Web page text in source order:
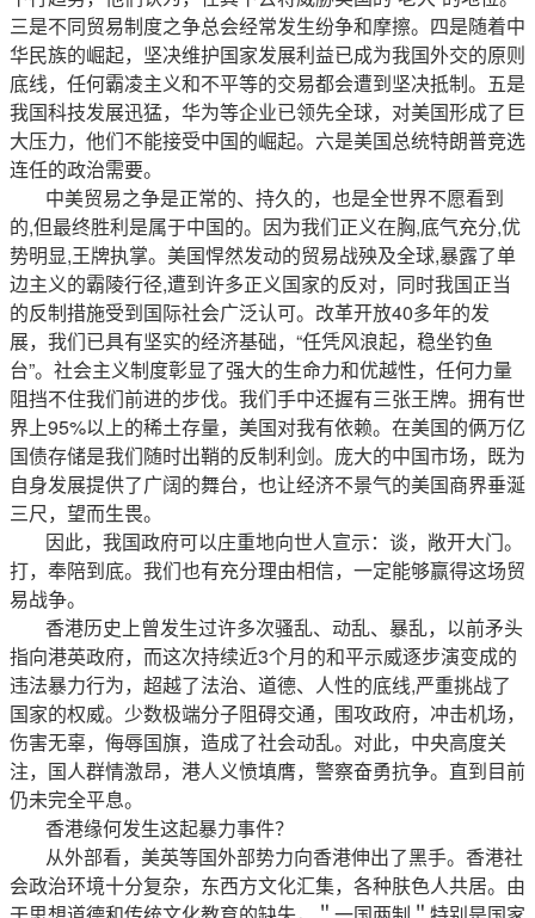
三是不同贸易制度之争总会经常发生纷争和摩擦。四是随着中
华民族的崛起，坚决维护国家发展利益已成为我国外交的原则
底线，任何霸凌主义和不平等的交易都会遭到坚决抵制。五是
我国科技发展迅猛，华为等企业已领先全球，对美国形成了巨
大压力，他们不能接受中国的崛起。六是美国总统特朗普竞选
连任的政治需要。
中美贸易之争是正常的、持久的，也是全世界不愿看到
的,但最终胜利是属于中国的。因为我们正义在胸,底气充分,优
势明显,王牌执掌。美国悍然发动的贸易战殃及全球,暴露了单
边主义的霸陵行径,遭到许多正义国家的反对，同时我国正当
的反制措施受到国际社会广泛认可。改革开放40多年的发
展，我们已具有坚实的经济基础，“任凭风浪起，稳坐钓鱼
台”。社会主义制度彰显了强大的生命力和优越性，任何力量
阻挡不住我们前进的步伐。我们手中还握有三张王牌。拥有世
界上95%以上的稀土存量，美国对我有依赖。在美国的俩万亿
国债存储是我们随时出鞘的反制利剑。庞大的中国市场，既为
自身发展提供了广阔的舞台，也让经济不景气的美国商界垂涎
三尺，望而生畏。
因此，我国政府可以庄重地向世人宣示：谈，敞开大门。
打，奉陪到底。我们也有充分理由相信，一定能够赢得这场贸
易战争。
香港历史上曾发生过许多次骚乱、动乱、暴乱，以前矛头
指向港英政府，而这次持续近3个月的和平示威逐步演变成的
违法暴力行为，超越了法治、道德、人性的底线,严重挑战了
国家的权威。少数极端分子阻碍交通，围攻政府，冲击机场，
伤害无辜，侮辱国旗，造成了社会动乱。对此，中央高度关
注，国人群情激昂，港人义愤填膺，警察奋勇抗争。直到目前
仍未完全平息。
香港缘何发生这起暴力事件？
从外部看，美英等国外部势力向香港伸出了黑手。香港社
会政治环境十分复杂，东西方文化汇集，各种肤色人共居。由